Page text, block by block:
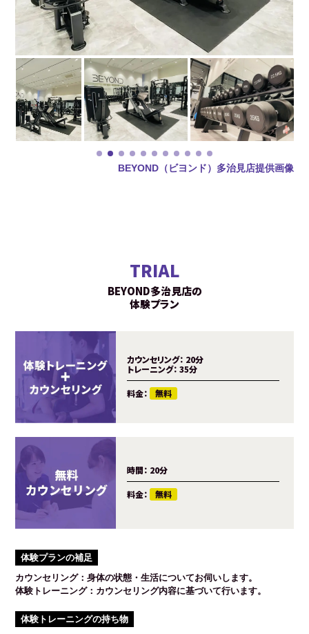
BEYOND（ビヨンド）多治見店提供画像
TRIAL
BEYOND多治見店の
体験プラン
カウンセリング： 20分
トレーニング： 35分
料金： 無料
時間： 20分
料金： 無料
体験プランの補足
カウンセリング：身体の状態・生活についてお伺いします。
体験トレーニング：カウンセリング内容に基づいて行います。
体験トレーニングの持ち物